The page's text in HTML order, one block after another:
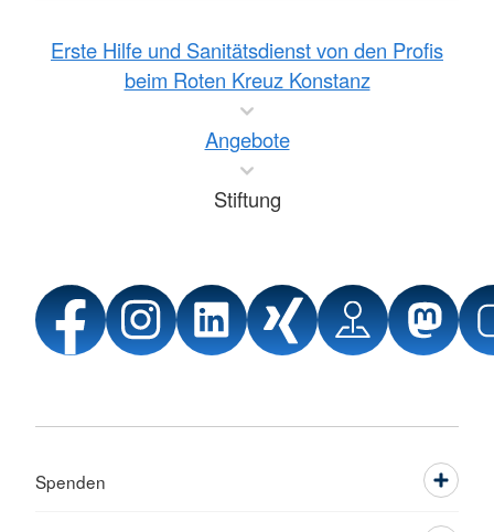
Erste Hilfe und Sanitätsdienst von den Profis
beim Roten Kreuz Konstanz
Angebote
Stiftung
Spenden